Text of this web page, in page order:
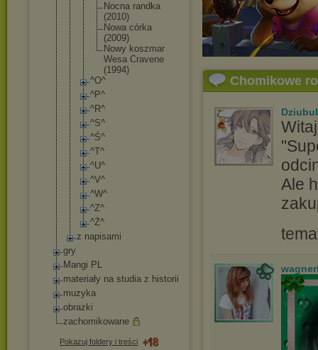
Nocna randka
(2010)
Nowa córka
(2009)
Nowy koszmar
Wesa Cravene
(1994)
^O^
^P^
^R^
^S^
^Ś^
^T^
^U^
^V^
^W^
^Z^
^Ż^
z napisami
gry
Mangi PL
materiały na studia z historii
muzyka
obrazki
zachomikowane
Pokazuj foldery i treści
Chomikowe
Ale